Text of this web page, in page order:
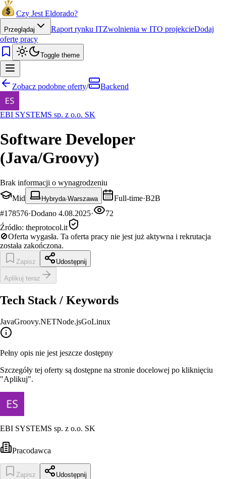
Czy Jest Eldorado?
Przeglądaj Raport rynku ITZwolnienia w ITO projekcieDodaj
ofertę pracy
Toggle theme
Zobacz podobne oferty/ Backend
EBI SYSTEMS sp. z o.o. SK
Software Developer
(Java/Groovy)
Brak informacji o wynagrodzeniu
Mid
Hybryda·Warszawa Full-time·B2B
#178576·Dodano 4.08.2025·
72
Źródło: theprotocol.it
🚫Oferta wygasła. Ta oferta pracy nie jest już aktywna i rekrutacja
została zakończona.
Zapisz Udostępnij
Aplikuj teraz
Tech Stack / Keywords
JavaGroovy.NETNode.jsGoLinux
Pełny opis nie jest jeszcze dostępny
Szczegóły tej oferty są dostępne na stronie docelowej po kliknięciu
"Aplikuj".
EBI SYSTEMS sp. z o.o. SK
Pracodawca
Zapisz Udostępnij